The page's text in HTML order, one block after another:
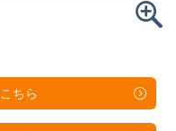
こちら